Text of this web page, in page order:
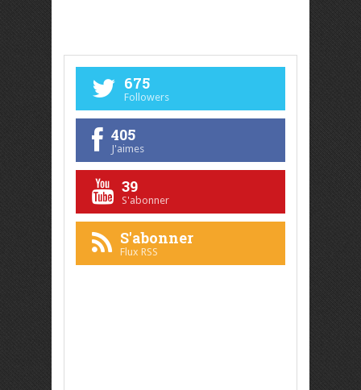
675
Followers
405
J'aimes
39
S'abonner
S'abonner
Flux RSS